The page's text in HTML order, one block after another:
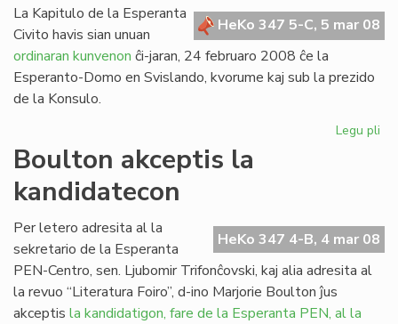
HeKo 347 5-C, 5 mar 08
La Kapitulo de la Esperanta
Civito havis sian unuan
ordinaran kunvenon ĉi-jaran, 24 februaro 2008 ĉe la
Esperanto-Domo en Svislando, kvorume kaj sub la prezido
de la Konsulo.
Legu pli
Boulton akceptis la
kandidatecon
HeKo 347 4-B, 4 mar 08
Per letero adresita al la
sekretario de la Esperanta
PEN-Centro, sen. Ljubomir Trifonĉovski, kaj alia adresita al
la revuo “Literatura Foiro”, d-ino Marjorie Boulton ĵus
akceptis la kandidatigon, fare de la Esperanta PEN, al la